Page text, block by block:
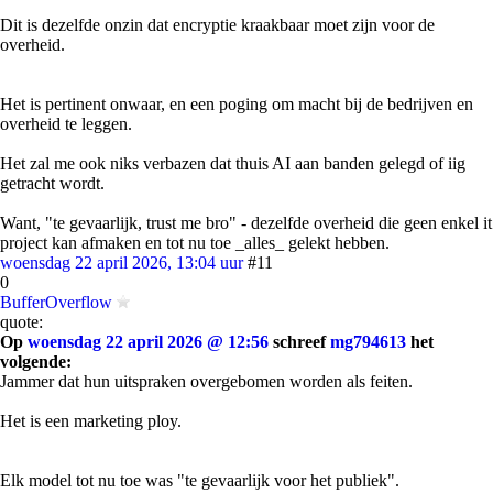
Dit is dezelfde onzin dat encryptie kraakbaar moet zijn voor de
overheid.
Het is pertinent onwaar, en een poging om macht bij de bedrijven en
overheid te leggen.
Het zal me ook niks verbazen dat thuis AI aan banden gelegd of iig
getracht wordt.
Want, "te gevaarlijk, trust me bro" - dezelfde overheid die geen enkel it
project kan afmaken en tot nu toe _alles_ gelekt hebben.
woensdag 22 april 2026, 13:04 uur #11
0
BufferOverflow
quote:
Op woensdag 22 april 2026 @ 12:56 schreefmg794613 het
volgende:
Jammer dat hun uitspraken overgebomen worden als feiten.
Het is een marketing ploy.
Elk model tot nu toe was "te gevaarlijk voor het publiek".